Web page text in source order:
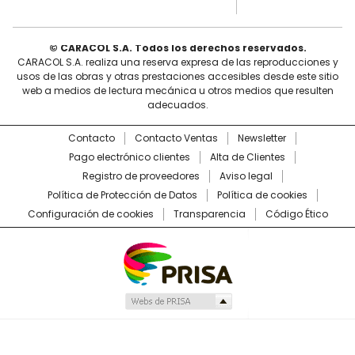
© CARACOL S.A. Todos los derechos reservados.
CARACOL S.A. realiza una reserva expresa de las reproducciones y
usos de las obras y otras prestaciones accesibles desde este sitio
web a medios de lectura mecánica u otros medios que resulten
adecuados.
Contacto Contacto Ventas
Newsletter
Pago electrónico clientes
Alta de Clientes
Registro de proveedores
Aviso legal
Política de Protección de Datos
Política de cookies
Configuración de cookies
Transparencia Código Ético